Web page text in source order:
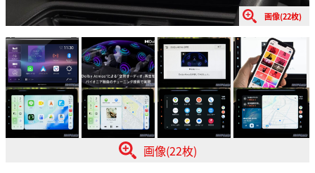
画像(22枚)
画像(22枚)